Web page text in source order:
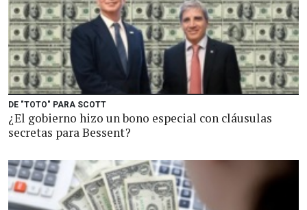
DE "TOTO" PARA SCOTT
¿El gobierno hizo un bono especial con cláusulas
secretas para Bessent?